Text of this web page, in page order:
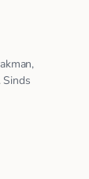
Sinds